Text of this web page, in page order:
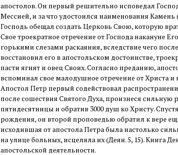
апостолов. Он первый решительно исповедал
Мессией, и за что удостоился наименования
Господь обещал создать Церковь Свою, которую
Свое троекратное отречение от Господа накануне
горькими слезами раскаяния, вследствие чего
восстановил его в апостольском достоинстве,
пасти ягнят и овец Своих. Согласно преданию,
вспоминал свое малодушное отречение от Христа и
Апостол Петр первый содействовал
после сошествия Святого Духа, произнеся сильную
пятидесятницы и обратив 3000 душ ко Христу.
рождения, он второй проповедью обратил к вере
исходившая от апостола Петра была настолько
на улице больных, исцеляла их (Деян. 5, 15). Книга
апостольской деятельности.